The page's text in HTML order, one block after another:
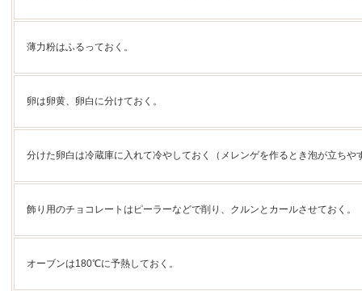
薄力粉はふるっておく。
卵は卵黄、卵白に分けておく。
分けた卵白は冷蔵庫に入れて冷やしておく（メレンゲを作るとき泡が立ちや
飾り用のチョコレートはピーラーなどで削り、クルンとカールさせておく。
オーブンは180℃に予熱しておく。